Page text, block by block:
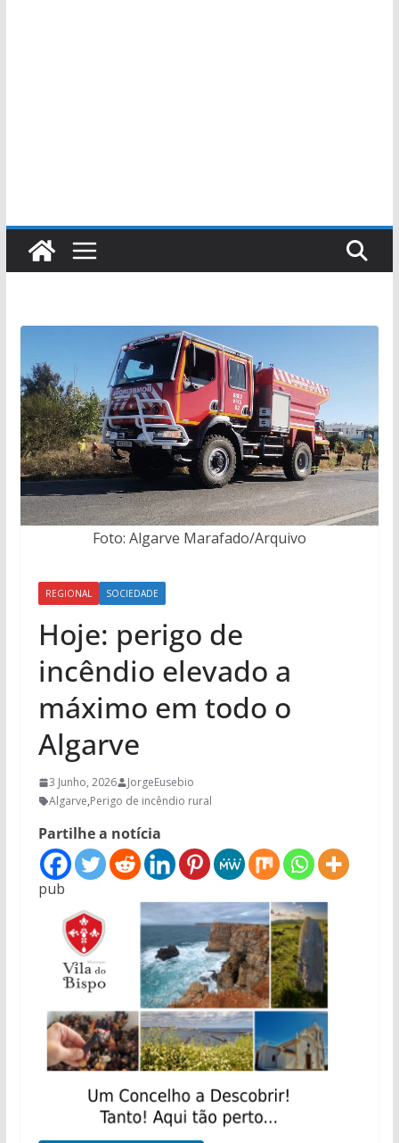
Foto: Algarve Marafado/Arquivo
REGIONAL SOCIEDADE
Hoje: perigo de
incêndio elevado a
máximo em todo o
Algarve
3 Junho, 2026
JorgeEusebio
Algarve,Perigo de incêndio rural
Partilhe a notícia
pub